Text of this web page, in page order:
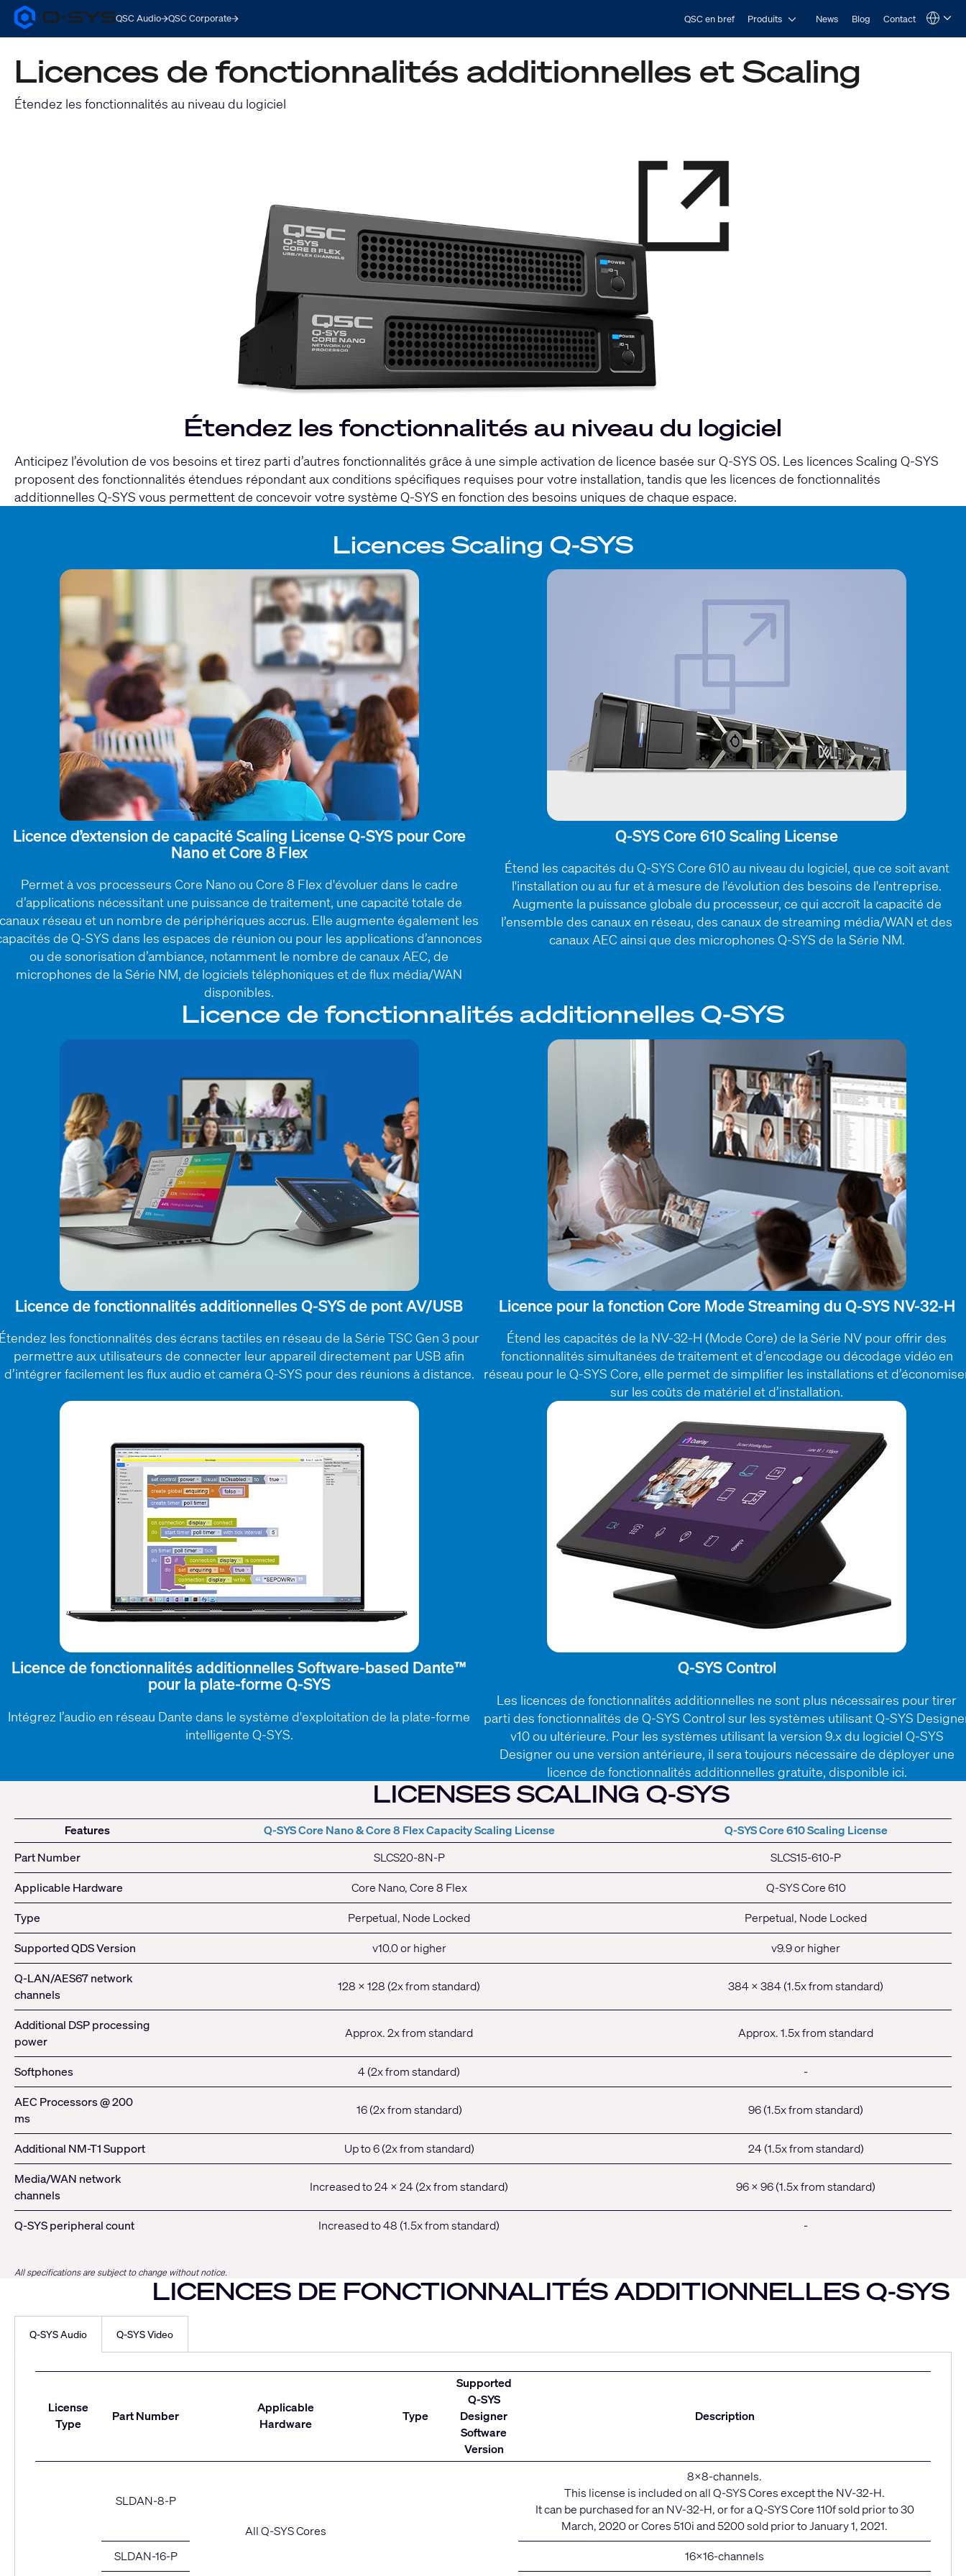
Q-
SYS
Products
Homepage
QSC Audio QSC Corporate QSC en bref Produits Open Produits
News Blog Contact
India (English)
Deutsch
Español
Licences de fonctionnalités additionnelles et Scaling
Étendez les fonctionnalités au niveau du logiciel
Étendez les fonctionnalités au niveau du logiciel
Anticipez l’évolution de vos besoins et tirez parti d’autres fonctionnalités grâce à une simple activation de licence basée sur Q-SYS OS. Les licences Scaling Q-SYS
proposent des fonctionnalités étendues répondant aux conditions spécifiques requises pour votre installation, tandis que les licences de fonctionnalités
additionnelles Q-SYS vous permettent de concevoir votre système Q-SYS en fonction des besoins uniques de chaque espace.
Licences Scaling Q-SYS
Licence d’extension de capacité Scaling License Q-SYS pour Core
Nano et Core 8 Flex
Permet à vos processeurs Core Nano ou Core 8 Flex d'évoluer dans le cadre
d’applications nécessitant une puissance de traitement, une capacité totale de
canaux réseau et un nombre de périphériques accrus. Elle augmente également les
de Q-SYS dans les espaces de réunion ou pour les applications d’annonces
ou de sonorisation d’ambiance, notamment le nombre de canaux AEC, de
microphones de la Série NM, de logiciels téléphoniques et de flux média/WAN
disponibles.
Q-SYS Core 610 Scaling License
Étend les capacités du Q-SYS Core 610 au niveau du logiciel, que ce soit avant
l'installation ou au fur et à mesure de l'évolution des besoins de l'entreprise.
Augmente la puissance globale du processeur, ce qui accroît la capacité de
l’ensemble des canaux en réseau, des canaux de streaming média/WAN et des
canaux AEC ainsi que des microphones Q-SYS de la Série NM.
Licence de fonctionnalités additionnelles Q-SYS
Licence de fonctionnalités additionnelles Q-SYS de pont AV/USB
les fonctionnalités des écrans tactiles en réseau de la Série TSC Gen 3 pour
permettre aux utilisateurs de connecter leur appareil directement par USB afin
d’intégrer facilement les flux audio et caméra Q-SYS pour des réunions à distance.
Licence pour la fonction Core Mode Streaming du Q-SYS NV-32-H
Étend les capacités de la NV-32-H (Mode Core) de la Série NV pour offrir des
fonctionnalités simultanées de traitement et d’encodage ou décodage vidéo en
réseau pour le Q-SYS Core, elle permet de simplifier les installations et
sur les coûts de matériel et d’installation.
Licence de fonctionnalités additionnelles Software-based Dante™
pour la plate-forme Q-SYS
Intégrez l’audio en réseau Dante dans le système d'exploitation de la plate-forme
intelligente Q-SYS.
Q-SYS Control
Les licences de fonctionnalités additionnelles ne sont plus nécessaires pour tirer
parti des fonctionnalités de Q-SYS Control sur les systèmes utilisant Q-SYS
v10 ou ultérieure. Pour les systèmes utilisant la version 9.x du logiciel Q-SYS
Designer ou une version antérieure, il sera toujours nécessaire de déployer une
licence de fonctionnalités additionnelles gratuite, disponible ici.
LICENSES SCALING Q-SYS
Features Q-SYS Core Nano & Core 8 Flex Capacity Scaling License
Q-SYS Core 610 Scaling License
Part Number
SLCS20-8N-P
SLCS15-610-P
Applicable Hardware
Core Nano, Core 8 Flex
Q-SYS Core 610
Type
Perpetual, Node Locked
Perpetual, Node Locked
Supported QDS Version
v10.0 or higher
v9.9 or higher
Q-LAN/AES67 network
channels
128 x 128 (2x from standard) 384 x 384 (1.5x from standard)
Additional DSP processing
power
Approx. 2x from standard Approx. 1.5x from standard
Softphones 4 (2x from standard)
-
AEC Processors @ 200
ms
16 (2x from standard) 96 (1.5x from standard)
Additional NM-T1 Support Up to 6 (2x from standard)
24 (1.5x from standard)
Media/WAN network
channels
Increased to 24 x 24 (2x from standard) 96 x 96 (1.5x from standard)
Q-SYS peripheral count Increased to 48 (1.5x from standard) -
All specifications are subject to change without notice.
LICENCES DE FONCTIONNALITÉS ADDITIONNELLES Q-SYS
Q-SYS Audio Q-SYS Video
SYS
Audio
License
Type
Part Number
Applicable
Hardware
Type
Supported
Q-SYS
Designer
Software
Version
Description
SLDAN-8-P
All Q-SYS Cores
8x8-channels.
This license is included on all Q-SYS Cores except the NV-32-H.
It can be purchased for an NV-32-H, or for a Q-SYS Core 110f sold prior to 30
March, 2020 or Cores 510i and 5200 sold prior to January 1, 2021.
SLDAN-16-P
16x16-channels